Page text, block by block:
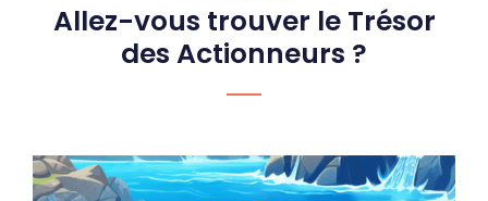
Allez-vous trouver le Trésor
des Actionneurs ?